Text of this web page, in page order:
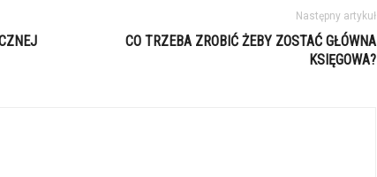
Następny artykuł
CO TRZEBA ZROBIĆ ŻEBY ZOSTAĆ GŁÓWNA
KSIĘGOWA?